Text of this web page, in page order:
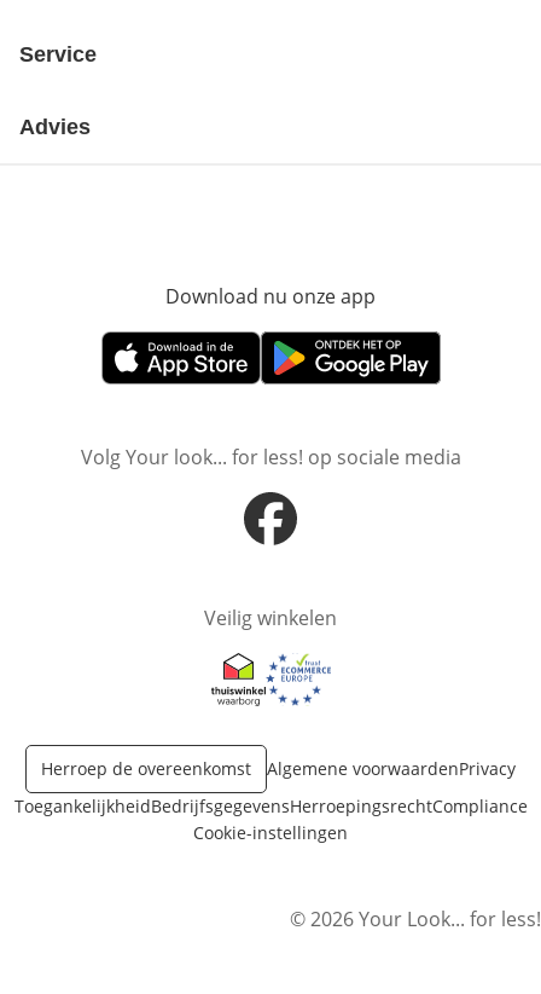
Service
Advies
Download nu onze app
Opent in nieuw vensterOpent in nieuw venster
Volg Your look... for less! op sociale media
Opent in nieuw venster
Veilig winkelen
Opent in nieuw venster
Opent in nieuw venster
Herroep de overeenkomst Algemene voorwaardenPrivacy
ToegankelijkheidBedrijfsgegevensHerroepingsrechtCompliance
Cookie-instellingen
© 2026 Your Look... for less!